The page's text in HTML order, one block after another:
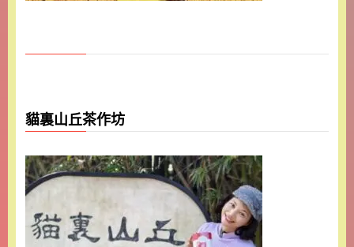
貓裏山丘茶作坊